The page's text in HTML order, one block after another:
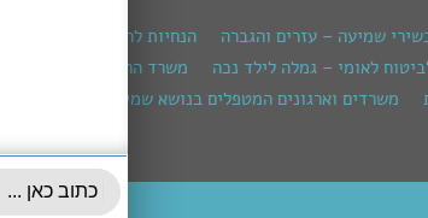
שמיעה – עזרים והגברה
הנחיות להרכבת מכשיר
לאומי – גמלה לילד נכה
משרד הרווחה (מגיל חצי שנה
משרדים וארגונים המטפלים בנושא שמירה ומיצוי זכויות